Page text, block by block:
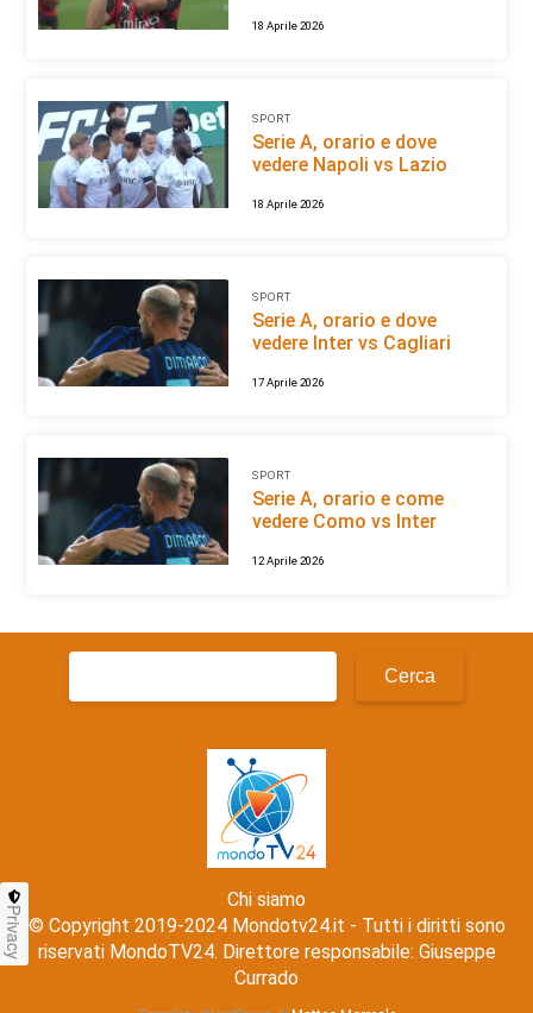
18 Aprile 2026
SPORT
Serie A, orario e dove
vedere Napoli vs Lazio
18 Aprile 2026
SPORT
Serie A, orario e dove
vedere Inter vs Cagliari
17 Aprile 2026
SPORT
Serie A, orario e come
vedere Como vs Inter
12 Aprile 2026
Ricerca
Chi siamo
© Copyright 2019-2024 Mondotv24.it - Tutti i diritti sono
riservati MondoTV24. Direttore responsabile: Giuseppe
Currado
Privacy